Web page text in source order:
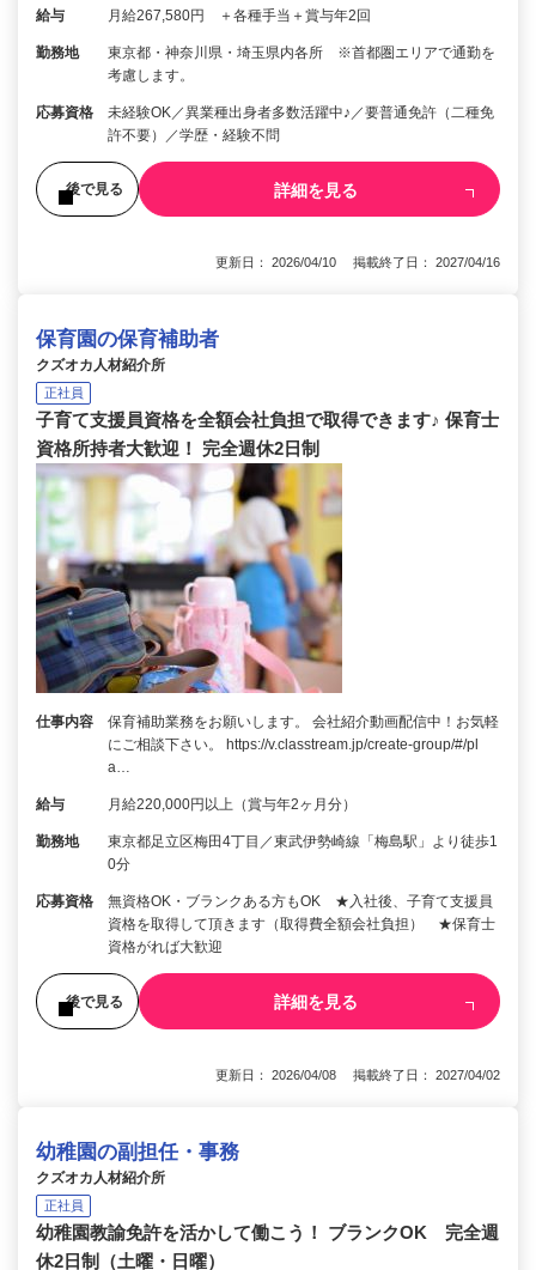
給与 月給267,580円 ＋各種手当＋賞与年2回
勤務地
東京都・神奈川県・埼玉県内各所 ※首都圏エリアで通勤を
考慮します。
応募資格
未経験OK／異業種出身者多数活躍中♪／要普通免許（二種免
許不要）／学歴・経験不問
後で見る 詳細を見る
更新日： 2026/04/10 掲載終了日： 2027/04/16
保育園の保育補助者
クズオカ人材紹介所
正社員
子育て支援員資格を全額会社負担で取得できます♪ 保育士
資格所持者大歓迎！ 完全週休2日制
仕事内容
保育補助業務をお願いします。 会社紹介動画配信中！お気軽
にご相談下さい。 https://v.classtream.jp/create-group/#/pl
a…
給与 月給220,000円以上（賞与年2ヶ月分）
勤務地
東京都足立区梅田4丁目／東武伊勢崎線「梅島駅」より徒歩1
0分
応募資格
無資格OK・ブランクある方もOK ★入社後、子育て支援員
資格を取得して頂きます（取得費全額会社負担） ★保育士
資格がれば大歓迎
後で見る 詳細を見る
更新日： 2026/04/08 掲載終了日： 2027/04/02
幼稚園の副担任・事務
クズオカ人材紹介所
正社員
幼稚園教諭免許を活かして働こう！ ブランクOK 完全週
休2日制（土曜・日曜）